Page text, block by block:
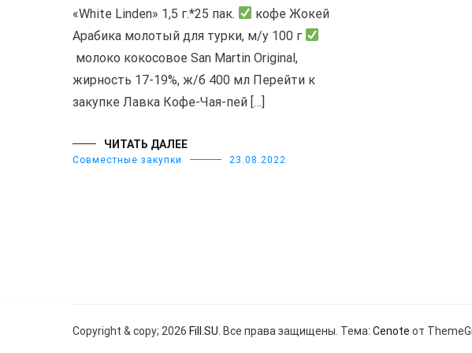
«White Linden» 1,5 г.*25 пак.
кофе Жокей
Арабика молотый для турки, м/у 100 г
молоко кокосовое San Martin Original,
жирность 17-19%, ж/б 400 мл Перейти к
закупке Лавка Кофе-Чая-пей […]
ЧИТАТЬ ДАЛЕЕ
Совместные закупки 23.08.2022
Copyright & copy; 2026 Fill.SU . Все права защищены. Тема: Cenote от